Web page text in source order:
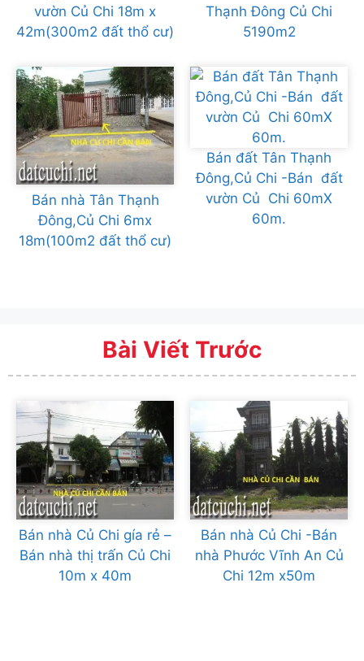
vườn Củ Chi 18m x
42m(300m2 đất thổ cư)
Thạnh Đông Củ Chi
5190m2
Bán nhà Tân Thạnh
Đông,Củ Chi 6mx
18m(100m2 đất thổ cư)
Bán đất Tân Thạnh
Đông,Củ Chi -Bán đất
vườn Củ Chi 60mX
60m.
Bài Viết Trước
Bán nhà Củ Chi gía rẻ –
Bán nhà thị trấn Củ Chi
10m x 40m
Bán nhà Củ Chi -Bán
nhà Phước Vĩnh An Củ
Chi 12m x50m